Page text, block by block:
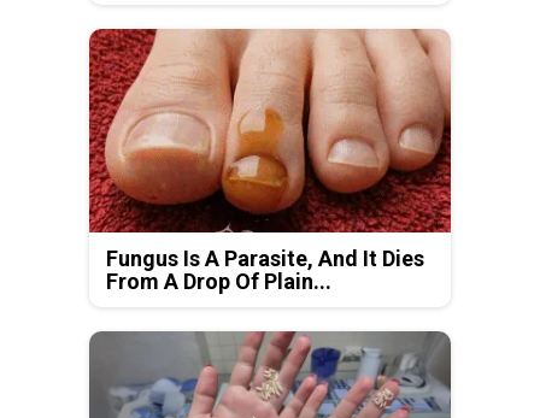
Fungus Is A Parasite, And It Dies
From A Drop Of Plain...